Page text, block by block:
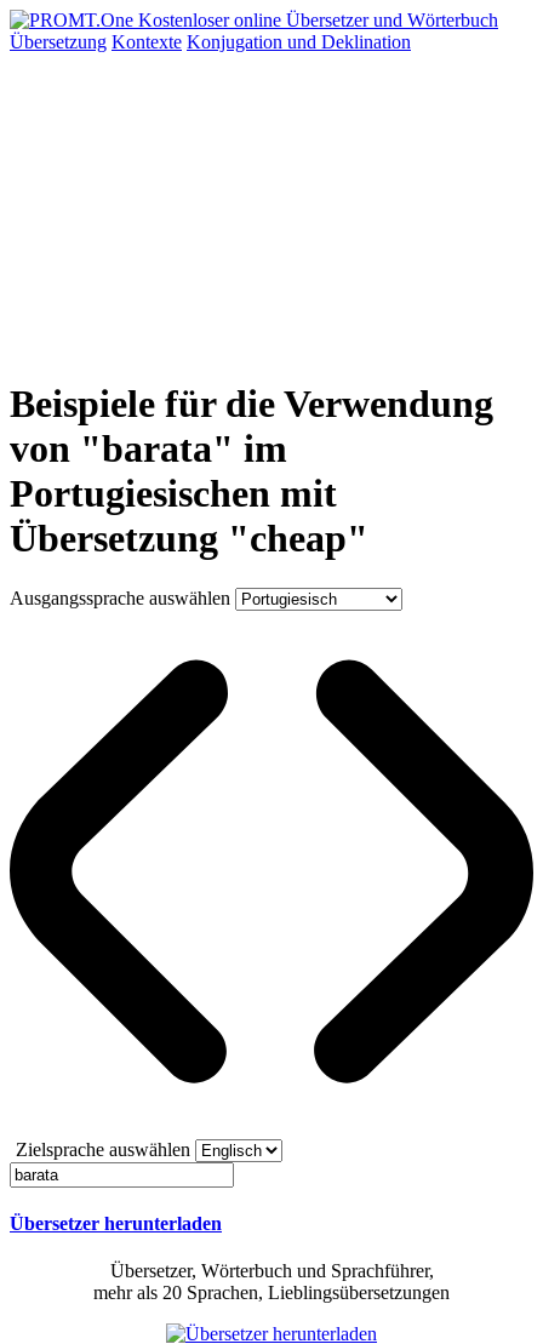
Übersetzung Kontexte Konjugation und Deklination
Beispiele für die Verwendung
von "barata" im
Portugiesischen mit
Übersetzung "cheap"
Ausgangssprache auswählen
Zielsprache auswählen
Übersetzer herunterladen
Übersetzer, Wörterbuch und Sprachführer,
mehr als 20 Sprachen, Lieblingsübersetzungen